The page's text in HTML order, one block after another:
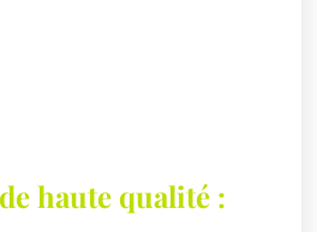
haute qualité :